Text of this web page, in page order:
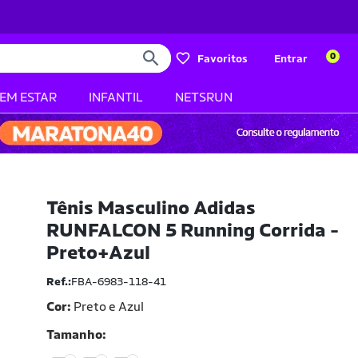
Favoritos Entrar 0
ESTAR INFANTIL NETSRUN
Tênis Masculino Adidas
RUNFALCON 5 Running Corrida -
Preto+Azul
Ref.:FBA-6983-118-41
Cor: Preto e Azul
Tamanho